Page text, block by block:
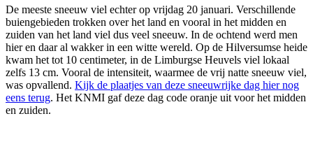
De meeste sneeuw viel echter op vrijdag 20 januari. Verschillende
buiengebieden trokken over het land en vooral in het midden en
zuiden van het land viel dus veel sneeuw. In de ochtend werd men
hier en daar al wakker in een witte wereld. Op de Hilversumse heide
kwam het tot 10 centimeter, in de Limburgse Heuvels viel lokaal
zelfs 13 cm. Vooral de intensiteit, waarmee de vrij natte sneeuw viel,
was opvallend. Kijk de plaatjes van deze sneeuwrijke dag hier nog
eens terug. Het KNMI gaf deze dag code oranje uit voor het midden
en zuiden.